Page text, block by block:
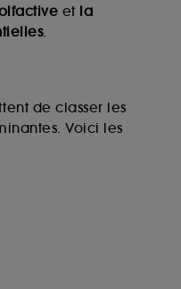
et la
.
de classer les
Voici les
de
pour les
activité en ligne
pouvez à tout
Si vous
sur les cookies